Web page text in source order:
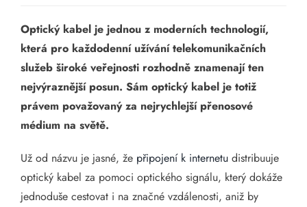
Kontakt
Optický kabel je jednou z moderních technologií,
která pro každodenní užívání telekomunikačních
služeb široké veřejnosti rozhodně znamenají ten
nejvýraznější posun. Sám optický kabel je totiž
právem považovaný za nejrychlejší přenosové
médium na světě.
Už od názvu je jasné, že připojení k internetu distribuuje
optický kabel za pomoci optického signálu, který dokáže
jednoduše cestovat i na značné vzdálenosti, aniž by